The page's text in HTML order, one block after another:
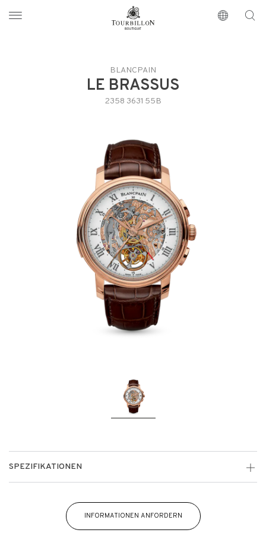
https://www.tourbillon.com/de
BLANCPAIN
LE BRASSUS
2358 3631 55B
SPEZIFIKATIONEN
INFORMATIONEN ANFORDERN